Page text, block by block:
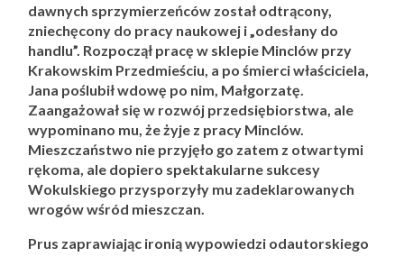
dawnych sprzymierzeńców został odtrącony,
zniechęcony do pracy naukowej i „odesłany do
handlu”. Rozpoczął pracę w sklepie Minclów przy
Krakowskim Przedmieściu, a po śmierci właściciela,
Jana poślubił wdowę po nim, Małgorzatę.
Zaangażował się w rozwój przedsiębiorstwa, ale
wypominano mu, że żyje z pracy Minclów.
Mieszczaństwo nie przyjęło go zatem z otwartymi
rękoma, ale dopiero spektakularne sukcesy
Wokulskiego przysporzyły mu zadeklarowanych
wrogów wśród mieszczan.
Prus zaprawiając ironią wypowiedzi odautorskiego